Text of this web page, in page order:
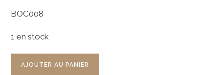
BOC008
1 en stock
AJOUTER AU PANIER